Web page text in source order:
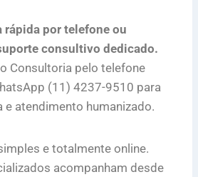
rápida por telefone ou
consultivo dedicado.
Consultoria pelo telefone
(11) 4237-9510 para
atendimento humanizado.
e totalmente online.
acompanham desde